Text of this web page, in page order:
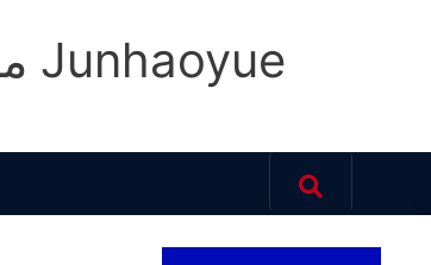
مصنع ومورد معدات الاتصالات الشبكية عالية الجودة من الصين Junhaoyue